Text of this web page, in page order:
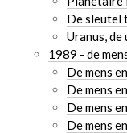
De sleutel
Uranus,
1989 - de
De mens
De mens
De mens
De mens